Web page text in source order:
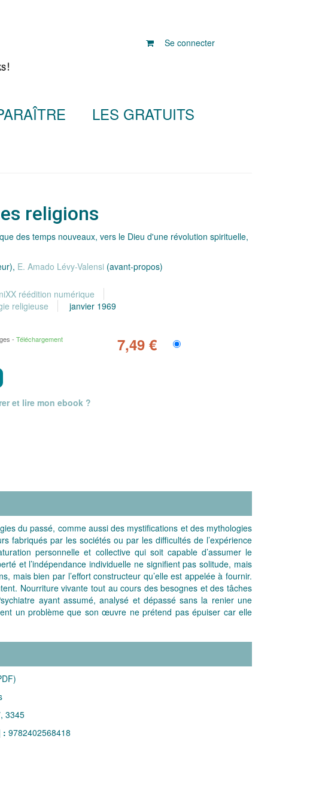
Se connecter
LES GRATUITS
religions
des temps nouveaux, vers le Dieu d'une révolution spirituelle,
E. Amado Lévy-Valensi (avant-propos)
réédition numérique
religieuse janvier 1969
Téléchargement
7,49 €
et lire mon ebook ?
du passé, comme aussi des mystifications et des mythologies
fabriqués par les sociétés ou par les difficultés de l’expérience
personnelle et collective qui soit capable d’assumer le
et l’indépendance individuelle ne signifient pas solitude, mais
mais bien par l’effort constructeur qu’elle est appelée à fournir.
Nourriture vivante tout au cours des besognes et des tâches
ayant assumé, analysé et dépassé sans la renier une
un problème que son œuvre ne prétend pas épuiser car elle
3345
: 9782402568418